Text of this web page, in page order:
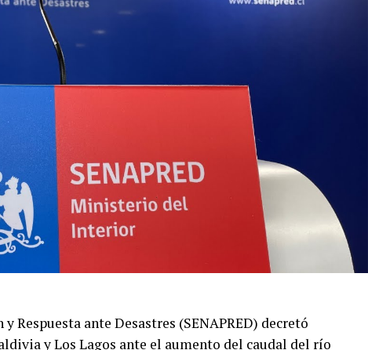
Respuesta ante Desastres (SENAPRED) decretó
y Los Lagos ante el aumento del caudal del río